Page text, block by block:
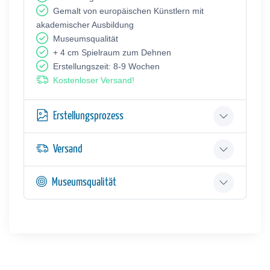
Gemalt von europäischen Künstlern mit
akademischer Ausbildung
Museumsqualität
+ 4 cm Spielraum zum Dehnen
Erstellungszeit: 8-9 Wochen
Kostenloser Versand!
Erstellungsprozess
Versand
Museumsqualität